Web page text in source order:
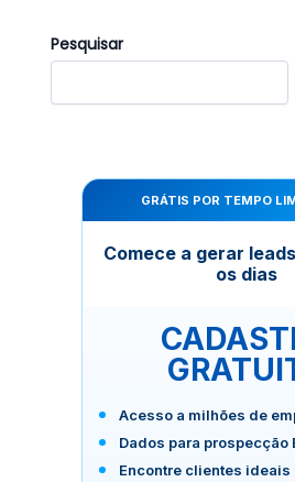
Pesquisar
GRÁTIS POR TEMPO
Comece a gerar
os dias
Acesso a milhões de
Dados para prospecção
Encontre clientes ideais